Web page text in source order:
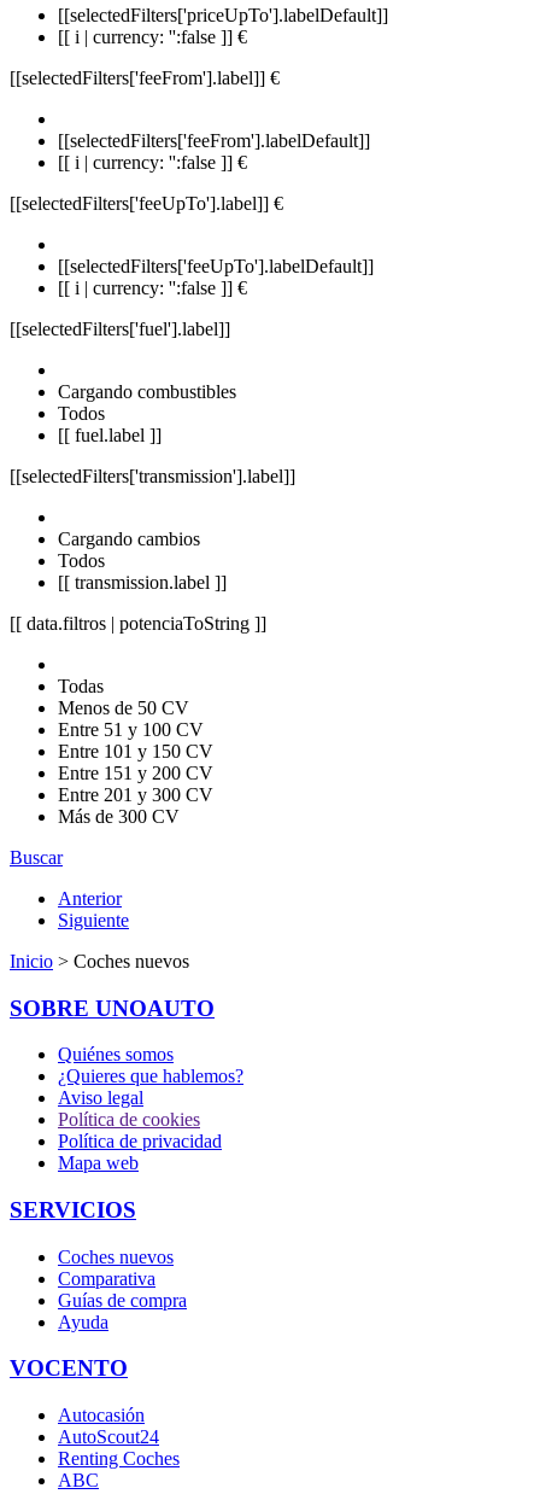
[[selectedFilters['priceUpTo'].labelDefault]]
[[ i | currency: '':false ]] €
[[selectedFilters['feeFrom'].label]] €
[[selectedFilters['feeFrom'].labelDefault]]
[[ i | currency: '':false ]] €
[[selectedFilters['feeUpTo'].label]] €
[[selectedFilters['feeUpTo'].labelDefault]]
[[ i | currency: '':false ]] €
[[selectedFilters['fuel'].label]]
Cargando combustibles
Todos
[[ fuel.label ]]
[[selectedFilters['transmission'].label]]
Cargando cambios
Todos
[[ transmission.label ]]
[[ data.filtros | potenciaToString ]]
Todas
Menos de 50 CV
Entre 51 y 100 CV
Entre 101 y 150 CV
Entre 151 y 200 CV
Entre 201 y 300 CV
Más de 300 CV
Buscar
Anterior
Siguiente
Inicio > Coches nuevos
SOBRE UNOAUTO
Quiénes somos
¿Quieres que hablemos?
Aviso legal
Política de cookies
Política de privacidad
Mapa web
SERVICIOS
Coches nuevos
Comparativa
Guías de compra
Ayuda
VOCENTO
Autocasión
AutoScout24
Renting Coches
ABC